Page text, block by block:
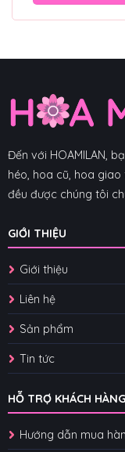
Đến với HOAMILAN,
héo, hoa cũ, hoa
đều được chúng tôi
GIỚI THIỆU
Giới thiệu
Liên hệ
Sản phẩm
Tin tức
HỖ TRỢ KHÁCH HÀNG
Hướng dẫn mua